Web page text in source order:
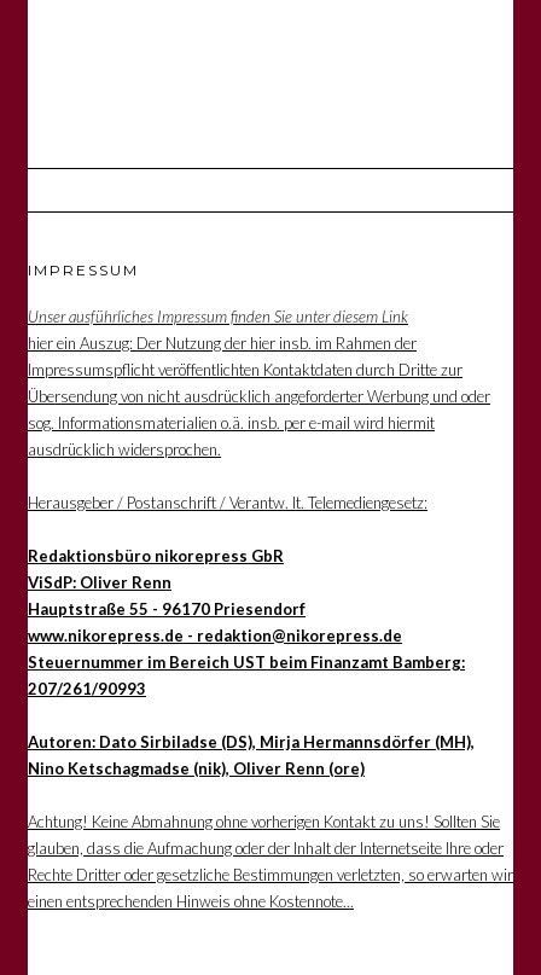
IMPRESSUM
Unser ausführliches Impressum finden Sie unter diesem Link
hier ein Auszug: Der Nutzung der hier insb. im Rahmen der
Impressumspflicht veröffentlichten Kontaktdaten durch Dritte zur
Übersendung von nicht ausdrücklich angeforderter Werbung und oder
sog. Informationsmaterialien o.ä. insb. per e-mail wird hiermit
ausdrücklich widersprochen.
Herausgeber / Postanschrift / Verantw. lt. Telemediengesetz:
Redaktionsbüro nikorepress GbR
ViSdP: Oliver Renn
Hauptstraße 55 - 96170 Priesendorf
www.nikorepress.de - redaktion@nikorepress.de
Steuernummer im Bereich UST beim Finanzamt Bamberg:
207/261/90993
Autoren: Dato Sirbiladse (DS), Mirja Hermannsdörfer (MH),
Nino Ketschagmadse (nik), Oliver Renn (ore)
Achtung! Keine Abmahnung ohne vorherigen Kontakt zu uns! Sollten Sie
glauben, dass die Aufmachung oder der Inhalt der Internetseite Ihre oder
Rechte Dritter oder gesetzliche Bestimmungen verletzten, so erwarten wir
einen entsprechenden Hinweis ohne Kostennote...